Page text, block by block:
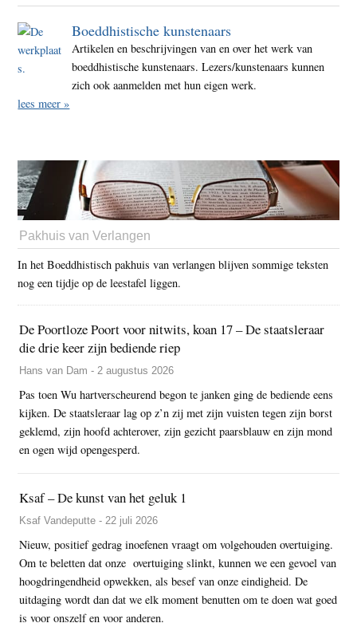
Boeddhistische kunstenaars
Artikelen en beschrijvingen van en over het werk van
boeddhistische kunstenaars. Lezers/kunstenaars kunnen
zich ook aanmelden met hun eigen werk.
lees meer »
Pakhuis van Verlangen
In het Boeddhistisch pakhuis van verlangen blijven sommige teksten
nog een tijdje op de leestafel liggen.
De Poortloze Poort voor nitwits, koan 17 – De staatsleraar
die drie keer zijn bediende riep
Hans van Dam - 2 augustus 2026
Pas toen Wu hartverscheurend begon te janken ging de bediende eens
kijken. De staatsleraar lag op z’n zij met zijn vuisten tegen zijn borst
geklemd, zijn hoofd achterover, zijn gezicht paarsblauw en zijn mond
en ogen wijd opengesperd.
Ksaf – De kunst van het geluk 1
Ksaf Vandeputte - 22 juli 2026
Nieuw, positief gedrag inoefenen vraagt om volgehouden overtuiging.
Om te beletten dat onze overtuiging slinkt, kunnen we een gevoel van
hoogdringendheid opwekken, als besef van onze eindigheid. De
uitdaging wordt dan dat we elk moment benutten om te doen wat goed
is voor onszelf en voor anderen.